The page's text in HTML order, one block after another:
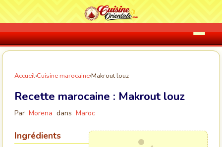
Accueil›Cuisine marocaine›Makrout louz
Recette marocaine : Makrout louz
Par Morena dans Maroc
Ingrédients